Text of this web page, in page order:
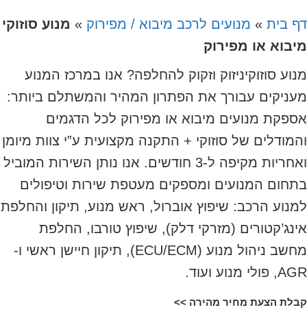
דף בית » מנועים לרכב מיבוא / מפירוק » מנוע סוזוקי
מיבוא או מפירוק
מנוע סוזוקיניזוק וזקוק להחלפה? אנו במרכז המנוע
מעניקים עבורך את הפתרון המהיר והמשתלם ביותר:
אספקת מנועים מיבוא או מפירוק לכל הדגמים
והמודלים של סוזוקי + התקנה מקצועית ע”י צוות מיומן
ואחריות מקיפה ל-3 חודשים. אנו נותן השירות המוביל
בתחום המנועים ומספקים מעטפת שירות וטיפולים
למנוע הרכב: שיפוץ אוברול, ראש מנוע, תיקון והחלפת
אינג’קטורים (מזרקי דלק), שיפוץ טורבו, החלפת
מחשב ניהול מנוע (ECU/ECM), תיקון חיישן ראשי ו-
AGR, פולי מנוע ועוד.
קבלת הצעת מחיר מהירה >>